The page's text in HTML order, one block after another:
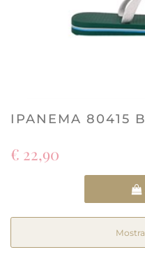
IPANEMA 80415
€ 22,90